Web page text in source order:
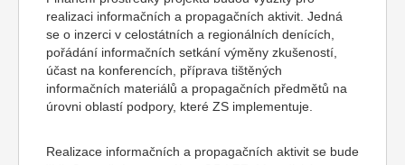
realizaci informačních a propagačních aktivit. Jedná
se o inzerci v celostátních a regionálních denících,
pořádání informačních setkání výměny zkušeností,
účast na konferencích, příprava tištěných
informačních materiálů a propagačních předmětů na
úrovni oblastí podpory, které ZS implementuje.
Realizace informačních a propagačních aktivit se bude